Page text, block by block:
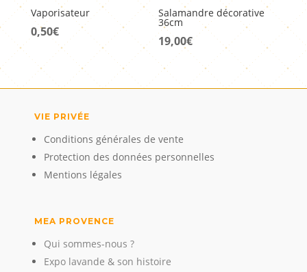
Vaporisateur
0,50€
Salamandre décorative
36cm
19,00€
VIE PRIVÉE
Conditions générales de vente
Protection des données personnelles
Mentions légales
MEA PROVENCE
Qui sommes-nous ?
Expo lavande & son histoire